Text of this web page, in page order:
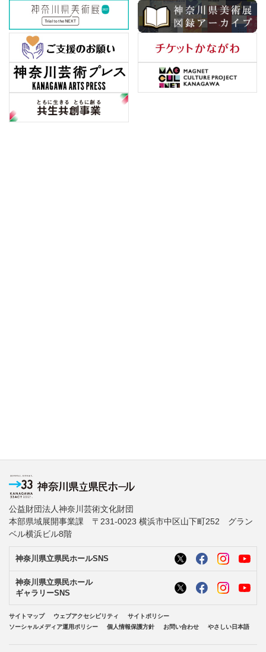
公益財団法人神奈川芸術文化財団
本部県域展開事業課 〒231-0023 横浜市中区山下町252 グラン
ベル横浜ビル8階
神奈川県立県民ホールSNS
神奈川県立県民ホール
ギャラリーSNS
サイトマップ ウェブアクセシビリティ
サイトポリシー
ソーシャルメディア運用ポリシー
個人情報保護方針 お問い合わせ やさしい日本語